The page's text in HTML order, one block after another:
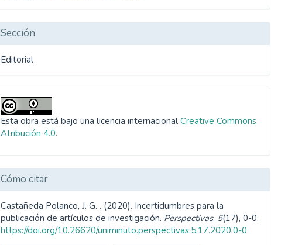
Sección
Editorial
Esta obra está bajo una licencia internacionalCreative Commons
Atribución 4.0.
Cómo citar
Castañeda Polanco, J. G. . (2020). Incertidumbres para la
publicación de artículos de investigación. Perspectivas, 5(17), 0-0.
https://doi.org/10.26620/uniminuto.perspectivas.5.17.2020.0-0